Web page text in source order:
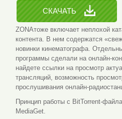
СКАЧАТЬ
ZONAтоже включает неплохой
контента. В нем содержатся
новинки кинематографа.
программы сделали на онлайн-
найдете ссылки на просмотр
трансляций, возможность
прослушивания онлайн-
Принцип работы с BitTorrent-
MediaGet.